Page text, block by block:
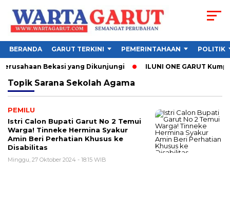
BERANDA GARUT TERKINI PEMERINTAHAAN POLITIK
Bekasi yang Dikunjungi ILUNI ONE GARUT
Topik Sarana Sekolah Agama
PEMILU
Istri Calon Bupati Garut No 2 Temui
Warga! Tinneke Hermina Syakur
Amin Beri Perhatian Khusus ke
Disabilitas
Minggu, 27 Oktober 2024 - 18:15 WIB